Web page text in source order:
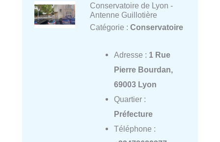
Conservatoire de Lyon -
Antenne Guillotière
Catégorie : Conservatoire
Adresse : 1 Rue
Pierre Bourdan,
69003 Lyon
Quartier :
Préfecture
Téléphone :